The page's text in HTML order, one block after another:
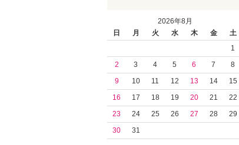
2026年8月
日
月 火 水 木 金
土
1
2
3 4 5 6 7
8
9
10 11 12 13 14
15
16
17 18 19 20 21
22
23
24 25 26 27 28
29
30
31